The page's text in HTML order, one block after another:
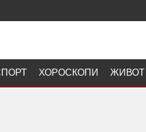
ХОРОСКОПИ ЖИВОТ